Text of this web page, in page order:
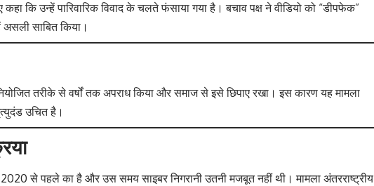
कहा कि उन्हें पारिवारिक विवाद के चलते फंसाया गया है। बचाव पक्ष ने वीडियो को “डीपफेक”
साबित किया।
तरीके से वर्षों तक अपराध किया और समाज से इसे छिपाए रखा। इस कारण यह मामला
उचित है।
से पहले का है और उस समय साइबर निगरानी उतनी मजबूत नहीं थी। मामला अंतरराष्ट्रीय